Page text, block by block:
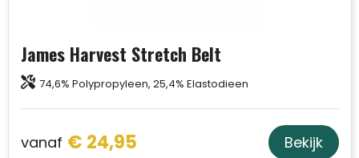
James Harvest Stretch Belt
74,6% Polypropyleen, 25,4% Elastodieen
vanaf € 24,95 Bekijk